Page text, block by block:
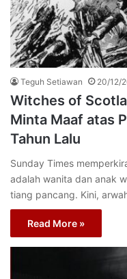
Teguh Setiawan 20/12/
Witches of
Minta Maaf atas
Tahun Lalu
Sunday Times
adalah wanita dan anak
tiang pancang. Kini,
Read More »